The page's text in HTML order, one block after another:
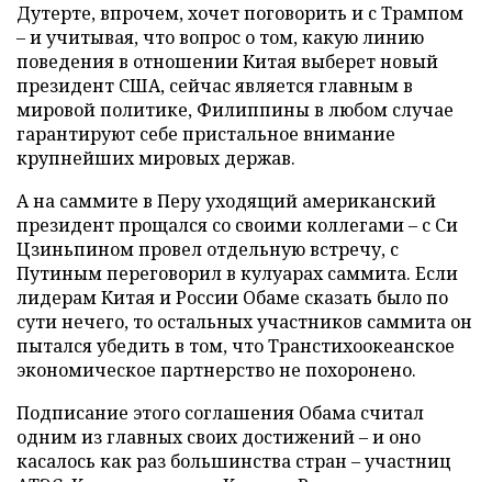
Дутерте, впрочем, хочет поговорить и с Трампом
– и учитывая, что вопрос о том, какую линию
поведения в отношении Китая выберет новый
президент США, сейчас является главным в
мировой политике, Филиппины в любом случае
гарантируют себе пристальное внимание
крупнейших мировых держав.
А на саммите в Перу уходящий американский
президент прощался со своими коллегами – с Си
Цзиньпином провел отдельную встречу, с
Путиным переговорил в кулуарах саммита. Если
лидерам Китая и России Обаме сказать было по
сути нечего, то остальных участников саммита он
пытался убедить в том, что Транстихоокеанское
экономическое партнерство не похоронено.
Подписание этого соглашения Обама считал
одним из главных своих достижений – и оно
касалось как раз большинства стран – участниц